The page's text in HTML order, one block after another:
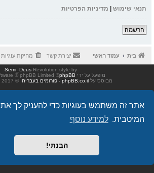
אתר זה משתמש בעוגיות כדי להעניק לך את
המיטבית. למידע נוסף
הבנתי!
תנאי שימוש | מדיניות הפרטיות
הרשמה
בית עמוד ראשי מחיקת עוגיות יצירת קשר
Revolution style by
Semi_Deus
מופעל על ידי phpBB
® Forum Software © phpBB Limited
מבוסס על phpBB.co.il - פורומים בעברית . © 2017 - phpBB.co.il.